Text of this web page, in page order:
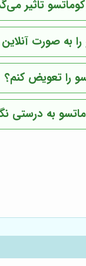
تاثیر
به صورت
را تعویض کنم؟
به درستی